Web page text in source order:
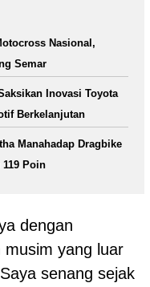
Nasional,
Semar
Inovasi Toyota
Berkelanjutan
Manahadap Dragbike
Poin
dengan
musim yang luar
senang sejak